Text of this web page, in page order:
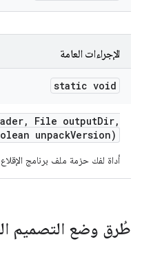
الإجراءات العامة
static void
, File outputDir,
unpackVersion)
أداة لفك حزمة ملف برنامج
طُرق وضع التصميم